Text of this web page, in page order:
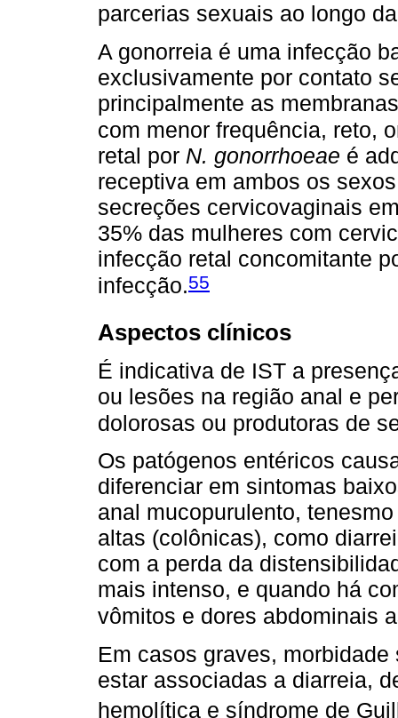
parcerias sexuais ao longo
A gonorreia é uma infecção
exclusivamente por contato
principalmente as
com menor frequência, reto,
retal por N. gonorrhoeae é
receptiva em ambos os
secreções cervicovaginais
35% das mulheres com
infecção retal concomitante
infecção.55
Aspectos clínicos
É indicativa de IST a
ou lesões na região anal e
dolorosas ou produtoras de
Os patógenos entéricos
diferenciar em sintomas
anal mucopurulento,
altas (colônicas), como
com a perda da
mais intenso, e quando há
vômitos e dores abdominais
Em casos graves,
estar associadas a diarreia,
hemolítica e síndrome de